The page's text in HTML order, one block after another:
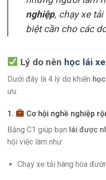
nghiệp, chạy xe
biệt cần cho các
Lý do nên học lái
Dưới đây là 4 lý do khiến
ưu:
1.
Cơ hội nghề nghiệp
Bằng C1 giúp bạn lái được
hội việc làm như:
Chạy xe tải hàng hóa